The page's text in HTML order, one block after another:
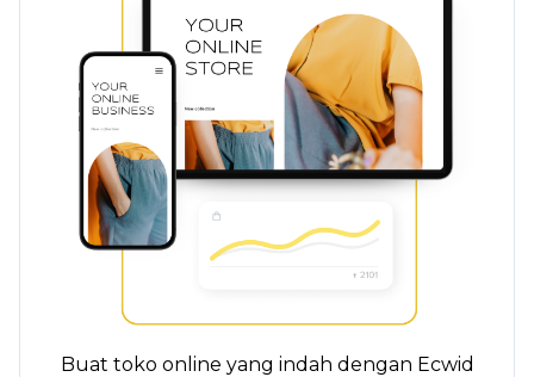
Buat toko online yang indah dengan Ecwid